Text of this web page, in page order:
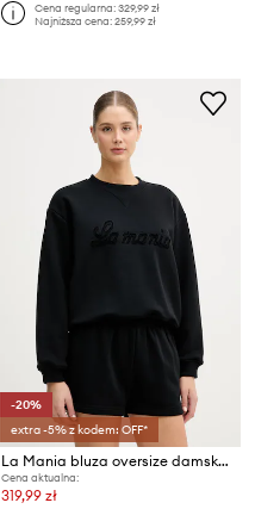
Cena regularna:329,99 zł
Najniższa cena:259,99 zł
-20%
extra -5% z kodem: OFF*
La Mania bluza oversize damska z bawełną
Cena aktualna:
319,99 zł